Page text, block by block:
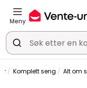
Meny
Komplett seng Alt om